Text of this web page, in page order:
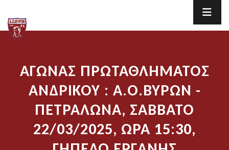
ΑΓΩΝΑΣ ΠΡΩΤΑΘΛΗΜΑΤΟΣ
ΑΝΔΡΙΚΟΥ : Α.Ο.ΒΥΡΩΝ -
ΠΕΤΡΑΛΩΝΑ, ΣΑΒΒΑΤΟ
22/03/2025, ΩΡΑ 15:30,